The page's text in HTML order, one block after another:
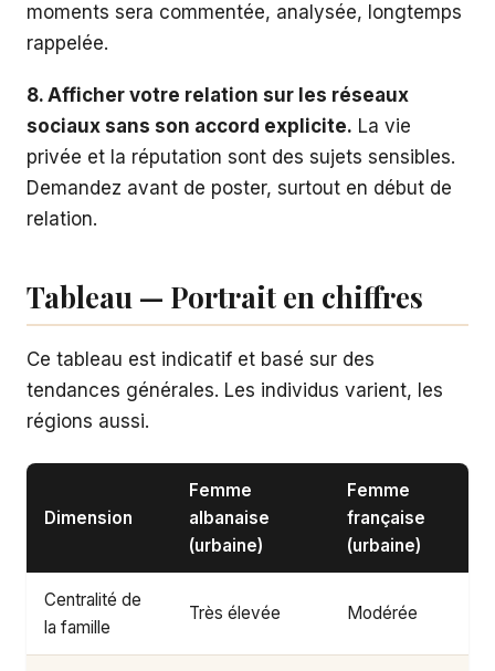
moments sera commentée, analysée, longtemps
rappelée.
8. Afficher votre relation sur les réseaux
sociaux sans son accord explicite. La vie
privée et la réputation sont des sujets sensibles.
Demandez avant de poster, surtout en début de
relation.
Tableau — Portrait en chiffres
Ce tableau est indicatif et basé sur des
tendances générales. Les individus varient, les
régions aussi.
Dimension
Femme
albanaise
(urbaine)
Femme
française
(urbaine)
Centralité de
la famille
Très élevée Modérée